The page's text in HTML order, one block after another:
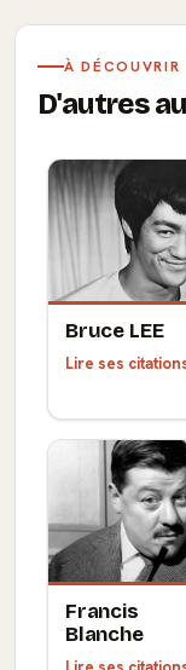
À DÉCOUVRIR
D'autres
Bruce LEE
Lire ses
Francis
Blanche